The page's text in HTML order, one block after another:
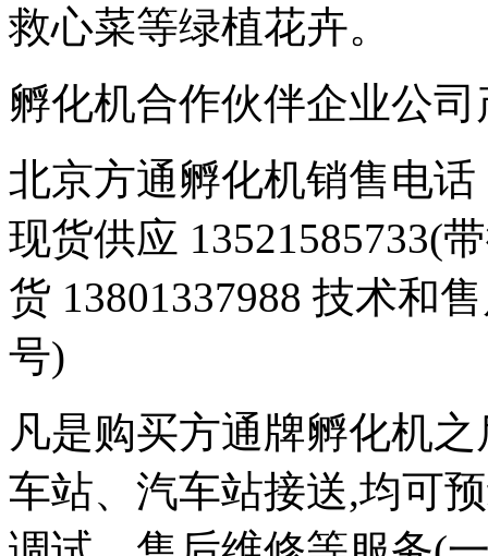
救心菜等绿植花卉。
孵化机合作伙伴企业公
北京方通孵化机销售电话
现货供应 13521585733(
货 13801337988 技术和
号)
凡是购买方通牌孵化机
车站、汽车站接送,均可